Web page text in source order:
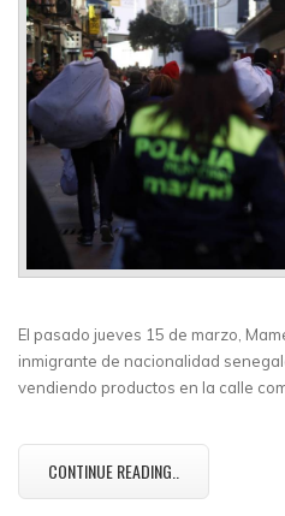
El pasado jueves 15 de marzo,
inmigrante de nacionalidad
vendiendo productos en la calle
CONTINUE READING..